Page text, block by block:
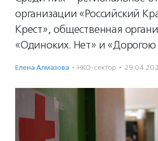
организации «Российский
Крест», общественная
«Одиноких. Нет» и «Дорогою
Елена Алмазова · НКО-сектор ·